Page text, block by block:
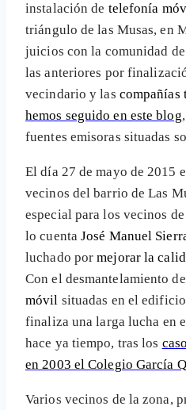
instalación de telefonía
triángulo de las Musas, en
juicios con la comunidad
las anteriores por
vecindario y las compañías
hemos seguido en este blog
fuentes emisoras situadas
El día 27 de mayo de 2015
vecinos del barrio de Las
especial para los vecinos
lo cuentaJosé Manuel
luchado pormejorar la
Con el desmantelamiento
móvil situadas en el
finaliza una larga lucha en
hace ya tiempo, tras los
en 2003 el Colegio García
Varios vecinos de la zona,